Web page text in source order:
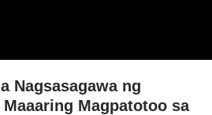
Nagsasagawa ng
Magpatotoo sa